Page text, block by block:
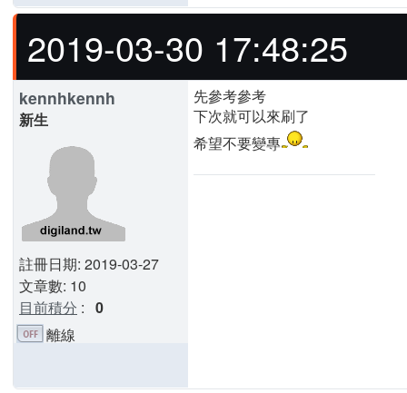
2019-03-30 17:48:25
kennhkennh
新生
註冊日期: 2019-03-27
文章數: 10
目前積分 : 0
先參考參考
下次就可以來刷了
希望不要變專
離線